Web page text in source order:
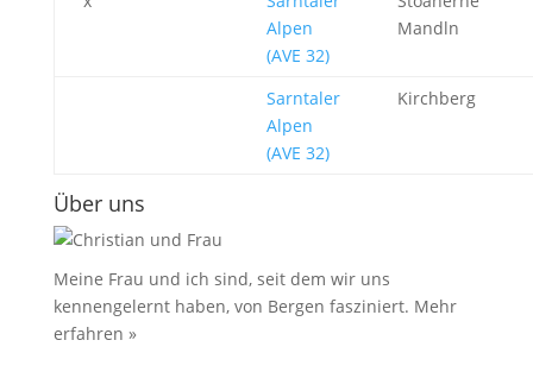
Alpen
(AVE 32)
Mandln
Sarntaler
Alpen
(AVE 32)
Kirchberg
Über uns
Meine Frau und ich sind, seit dem wir uns
kennengelernt haben, von Bergen fasziniert. Mehr
erfahren »